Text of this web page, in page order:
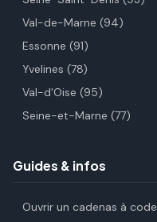
Val-de-Marne (94)
Essonne (91)
Yvelines (78)
Val-d'Oise (95)
Seine-et-Marne (77)
Guides & infos
Ouvrir un cadenas à code